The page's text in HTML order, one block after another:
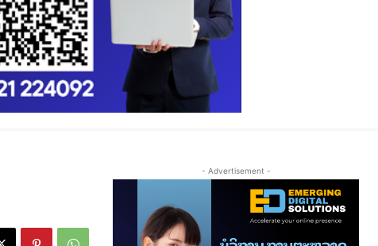
- Advertisement -